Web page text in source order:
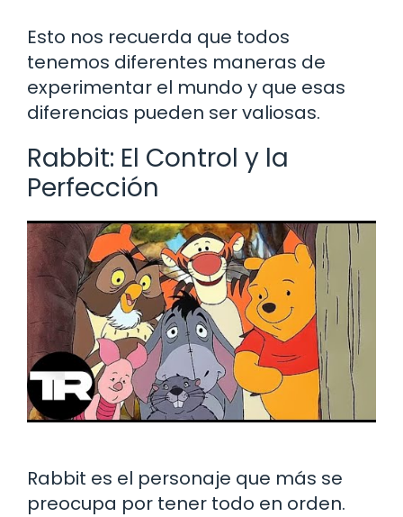
Esto nos recuerda que todos
tenemos diferentes maneras de
experimentar el mundo y que esas
diferencias pueden ser valiosas.
Rabbit: El Control y la
Perfección
Rabbit es el personaje que más se
preocupa por tener todo en orden.